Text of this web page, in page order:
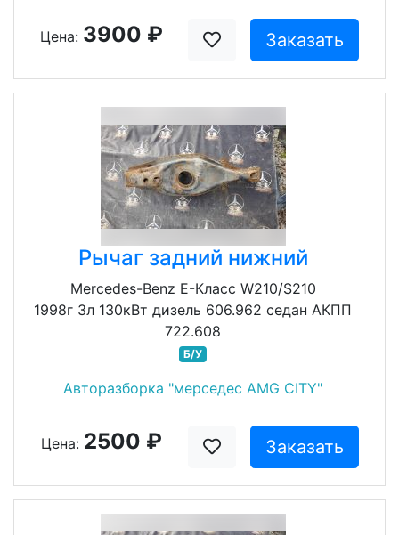
Цена: 3900 ₽ Заказать
Рычаг задний нижний
Mercedes-Benz E-Класс W210/S210
1998г 3л 130кВт дизель 606.962 седан АКПП
722.608
Б/У
Авторазборка "мерседес AMG CITY"
Цена: 2500 ₽ Заказать